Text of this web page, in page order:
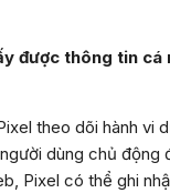
được thông tin cá
theo dõi hành vi
dùng chủ động
Pixel có thể ghi